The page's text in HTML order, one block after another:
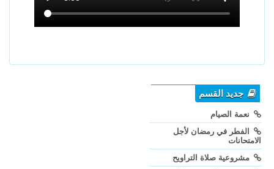
جديد القسم
نعمة الصيام
الفطر في رمضان لأجل
الامتحانات
مشروعية صلاة التراويح